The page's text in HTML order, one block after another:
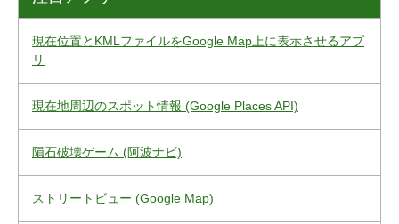
現在位置とKMLファイルをGoogle Map上に表示させるアプ
リ
現在地周辺のスポット情報 (Google Places API)
隕石破壊ゲーム (阿波ナビ)
ストリートビュー (Google Map)